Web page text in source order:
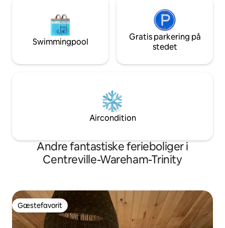
Swimmingpool
Gratis parkering på
stedet
Aircondition
Andre fantastiske ferieboliger i
Centreville-Wareham-Trinity
Gæstefavorit
Gæstefavorit